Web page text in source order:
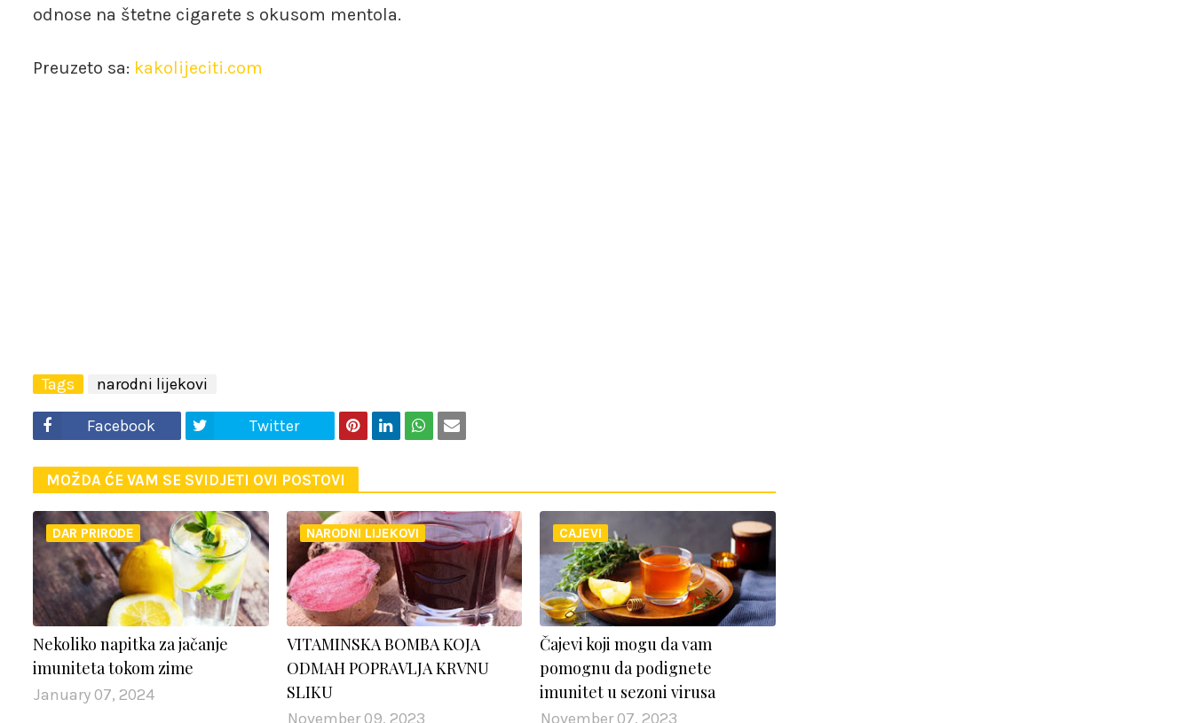
odnose na štetne cigarete s okusom mentola.
Preuzeto sa: kakolijeciti.com
Tags narodni lijekovi
Facebook Twitter
MOŽDA ĆE VAM SE SVIDJETI OVI POSTOVI
DAR PRIRODE
Nekoliko napitka za jačanje
imuniteta tokom zime
January 07, 2024
NARODNI LIJEKOVI
VITAMINSKA BOMBA KOJA
ODMAH POPRAVLJA KRVNU
SLIKU
November 09, 2023
CAJEVI
Čajevi koji mogu da vam
pomognu da podignete
imunitet u sezoni virusa
November 07, 2023